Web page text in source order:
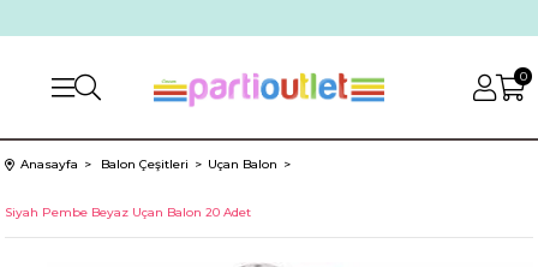
0
Anasayfa Balon Çeşitleri Uçan Balon
Siyah Pembe Beyaz Uçan Balon 20 Adet